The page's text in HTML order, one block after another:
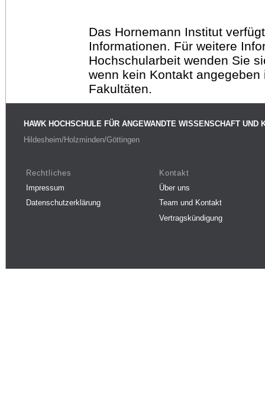
Das Hornemann Institut
Informationen. Für weitere
Hochschularbeit wenden Sie
wenn kein Kontakt
Fakultäten.
HAWK HOCHSCHULE FÜR ANGEWANDTE WISSENSCHAFT UND
Hildesheim/Holzminden/Göttingen
Rechtliches
Impressum
Datenschutzerklärung
Kontakt
Über uns
Team und Kontakt
Vertragskündigung